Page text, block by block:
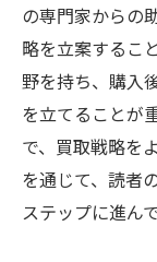
の専門家からの
略を立案するこ
野を持ち、購入
を立てることが
で、買取戦略を
を通じて、読者
ステップに進ん